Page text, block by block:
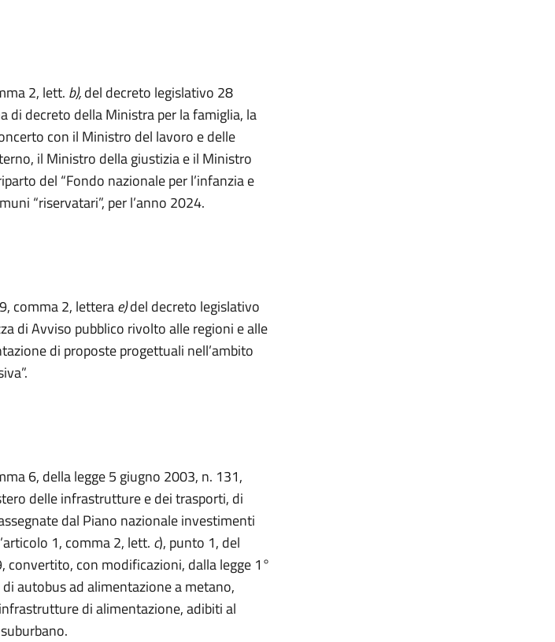
2, lett. b),del decreto legislativo 28
di decreto della Ministra per la famiglia, la
con il Ministro del lavoro e delle
il Ministro della giustizia e il Ministro
del “Fondo nazionale per l’infanzia e
“riservatari”, per l’anno 2024.
comma 2, letterae)del decreto legislativo
di Avviso pubblico rivolto alle regioni e alle
di proposte progettuali nell’ambito
6, della legge 5 giugno 2003, n. 131,
delle infrastrutture e dei trasporti, di
dal Piano nazionale investimenti
1, comma 2, lett. c), punto 1, del
convertito, con modificazioni, dalla legge 1°
autobus ad alimentazione a metano,
di alimentazione, adibiti al